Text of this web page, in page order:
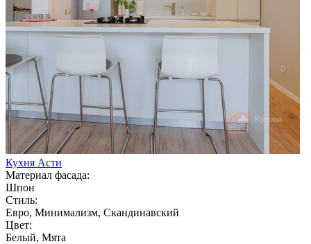
Кухня Асти
Материал фасада:
Шпон
Стиль:
Евро, Минимализм, Скандинавский
Цвет:
Белый, Мята